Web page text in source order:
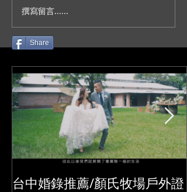
人生不就是一場冒險？/台
北新板希爾頓宴客/訂結儀
式/交換誓詞/單機婚
撰寫留言......
Share
台中婚錄推薦/顏氏牧場戶外證